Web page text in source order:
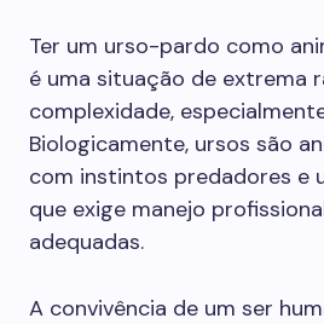
Ter um urso-pardo como
é uma situação de extrema
complexidade,
Biologicamente, ursos são
com instintos predadores e
que exige manejo
adequadas.
A convivência de um ser